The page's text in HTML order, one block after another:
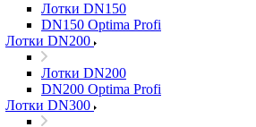
Лотки DN150
DN150 Optima Profi
Лотки DN200
Лотки DN200
DN200 Optima Profi
Лотки DN300